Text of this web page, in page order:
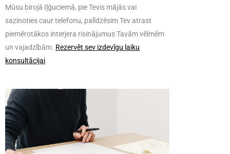
Mūsu birojā Iļģuciemā, pie Tevis mājās vai
sazinoties caur telefonu, palīdzēsim Tev atrast
piemērotākos interjera risinājumus Tavām vēlmēm
un vajadzībām. Rezervēt sev izdevīgu laiku
konsultācijai